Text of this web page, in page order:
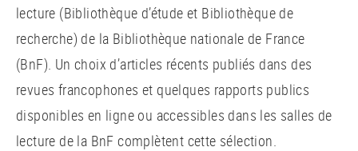
lecture (Bibliothèque d’étude et Bibliothèque de
recherche) de la Bibliothèque nationale de France
(BnF). Un choix d’articles récents publiés dans des
revues francophones et quelques rapports publics
disponibles en ligne ou accessibles dans les salles de
lecture de la BnF complètent cette sélection.